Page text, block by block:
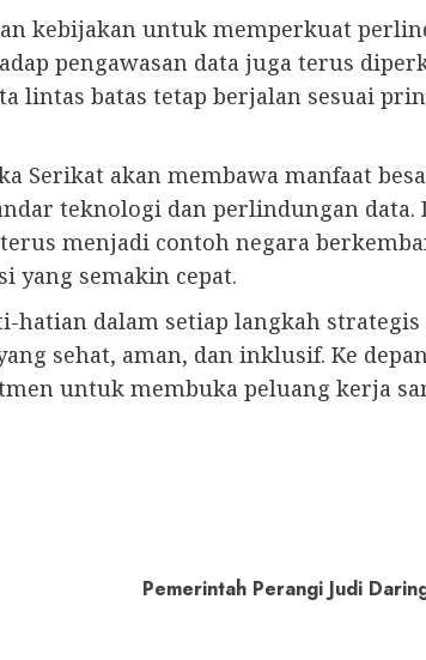
kebijakan untuk memperkuat
pengawasan data juga terus
lintas batas tetap berjalan sesuai
Serikat akan membawa manfaat
teknologi dan perlindungan data.
menjadi contoh negara
yang semakin cepat.
hatian dalam setiap langkah
sehat, aman, dan inklusif. Ke
untuk membuka peluang kerja
Pemerintah Perangi Judi